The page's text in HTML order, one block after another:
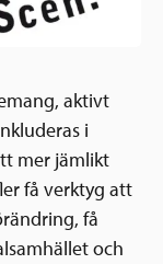
aktivt
i
mer jämlikt
få verktyg att
få
och